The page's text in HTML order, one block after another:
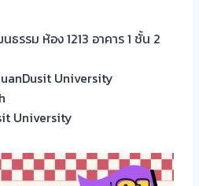
รรม ห้อง 1213 อาคาร 1 ชั้น 2
University
University